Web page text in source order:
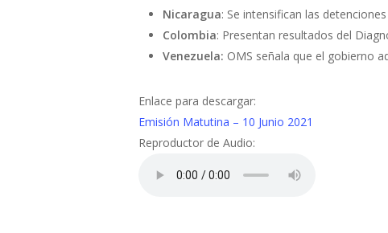
Nicaragua: Se intensifican las
Colombia: Presentan resultados del
Venezuela: OMS señala que el gobierno
Enlace para descargar:
Emisión Matutina – 10 Junio 2021
Reproductor de Audio: